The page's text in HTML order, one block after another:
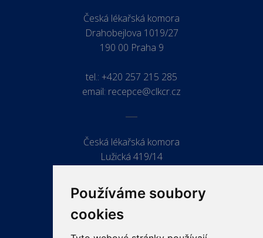
Používáme soubory
cookies
Česká lékařská komora
Drahobejlova 1019/27
190 00 Praha 9
tel.: +420 257 215 285
email: recepce@clkcr.cz
Česká lékařská komora
Lužická 419/14